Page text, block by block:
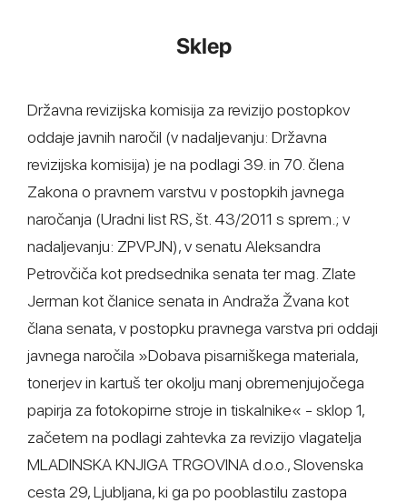
Sklep
Državna revizijska komisija za revizijo postopkov
oddaje javnih naročil (v nadaljevanju: Državna
revizijska komisija) je na podlagi 39. in 70. člena
Zakona o pravnem varstvu v postopkih javnega
naročanja (Uradni list RS, št. 43/2011 s sprem.; v
nadaljevanju: ZPVPJN), v senatu Aleksandra
Petrovčiča kot predsednika senata ter mag. Zlate
Jerman kot članice senata in Andraža Žvana kot
člana senata, v postopku pravnega varstva pri oddaji
javnega naročila »Dobava pisarniškega materiala,
tonerjev in kartuš ter okolju manj obremenjujočega
papirja za fotokopirne stroje in tiskalnike« - sklop 1,
začetem na podlagi zahtevka za revizijo vlagatelja
MLADINSKA KNJIGA TRGOVINA d.o.o., Slovenska
cesta 29, Ljubljana, ki ga po pooblastilu zastopa